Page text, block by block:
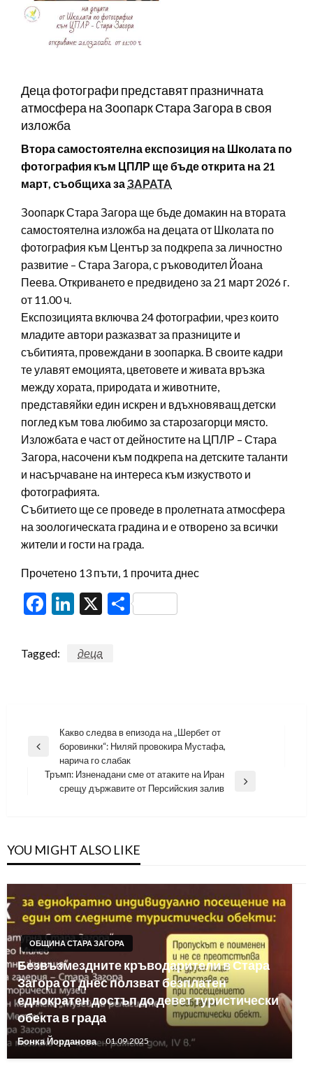
Деца фотографи представят празничната
атмосфера на Зоопарк Стара Загора в своя
изложба
Втора самостоятелна експозиция на Школата по
фотография към ЦПЛР ще бъде открита на 21
март, съобщиха заЗАРАТА
Зоопарк Стара Загора ще бъде домакин на втората
самостоятелна изложба на децата от Школата по
фотография към Център за подкрепа за личностно
развитие – Стара Загора, с ръководител Йоана
Пеева. Откриването е предвидено за 21 март 2026 г.
от 11.00 ч.
Експозицията включва 24 фотографии, чрез които
младите автори разказват за празниците и
събитията, провеждани в зоопарка. В своите кадри
те улавят емоцията, цветовете и живата връзка
между хората, природата и животните,
представяйки един искрен и вдъхновяващ детски
поглед към това любимо за старозагорци място.
Изложбата е част от дейностите на ЦПЛР – Стара
Загора, насочени към подкрепа на детските таланти
и насърчаване на интереса към изкуството и
фотографията.
Събитието ще се проведе в пролетната атмосфера
на зоологическата градина и е отворено за всички
жители и гости на града.
Прочетено 13 пъти, 1 прочита днес
Facebook
LinkedIn
X Share
Tagged: деца
Навигация
Previous
Какво следва в епизода на „Шербет от
боровинки“: Ниляй провокира Мустафа,
нарича го слабак
Next
Тръмп: Изненадани сме от атаките на Иран
срещу държавите от Персийския залив
YOU MIGHT ALSO LIKE
ОБЩИНА СТАРА ЗАГОРА
Безвъзмездните кръводарители в Стара
Загора от днес ползват безплатен
еднократен достъп до девет туристически
обекта в града
Бонка Йорданова 01.09.2025